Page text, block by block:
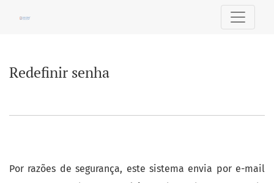
Redefinir senha
Por razões de segurança, este sistema envia por e-mail